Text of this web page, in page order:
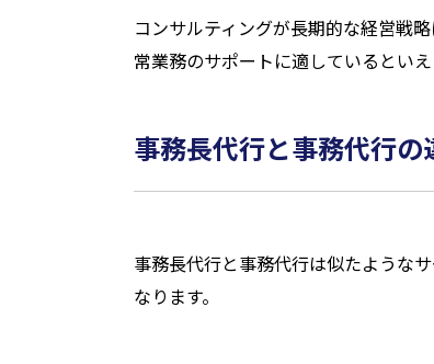
コンサルティングが長期的な経営戦
常業務のサポートに適しているといえ
事務長代行と事務代行の
事務長代行と事務代行は似たような
なります。